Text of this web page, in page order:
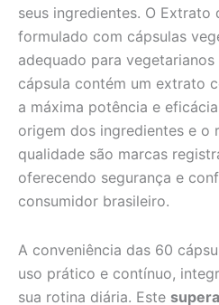
seus ingredientes. O
formulado com cápsulas
adequado para vegetarianos
cápsula contém um extrato
a máxima potência e
origem dos ingredientes e o
qualidade são marcas
oferecendo segurança e
consumidor brasileiro.
A conveniência das 60
uso prático e contínuo,
sua rotina diária. Este